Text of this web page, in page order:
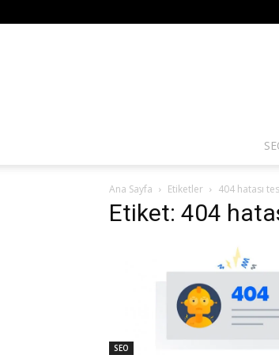
Ana Sayfa Etiketler 404 hatası
Etiket: 404
SEO